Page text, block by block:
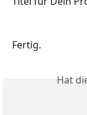
Fertig.
Hat